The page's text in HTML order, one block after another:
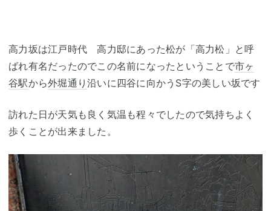
高力坂は江戸時代 高力邸にあった松が「高力松」と呼
ばれ有名だったのでこの名前になったということで市ヶ
谷駅から外堀通り 沿いに四谷に向かうS字の美しい坂です
訪れた日が天気も良く気温も程々でしたので気持ちよく
歩くことが出来ました。